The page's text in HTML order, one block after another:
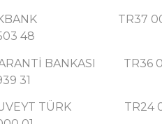
TR37 0004
48
BANKASI TR36
31
TÜRK TR24